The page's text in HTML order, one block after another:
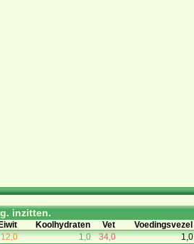
inzitten.
Koolhydraten Vet Voedingsvezel
12,0 1,0 34,0 1,0